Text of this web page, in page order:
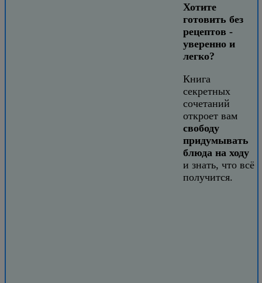
Хотите
готовить без
рецептов -
уверенно и
легко?
Книга
секретных
сочетаний
откроет вам
свободу
придумывать
блюда на ходу
и знать, что всё
получится.